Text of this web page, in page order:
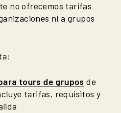
no ofrecemos tarifas
ni a grupos
tours de grupos de
tarifas, requisitos y